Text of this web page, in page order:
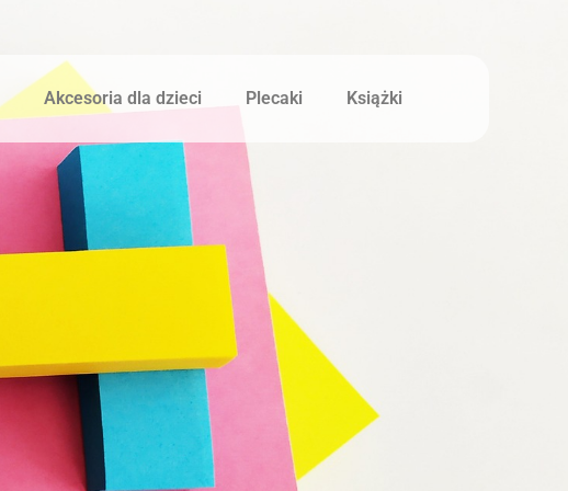
Akcesoria dla dzieci Plecaki Książki